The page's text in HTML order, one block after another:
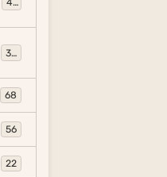
325
68
56
22